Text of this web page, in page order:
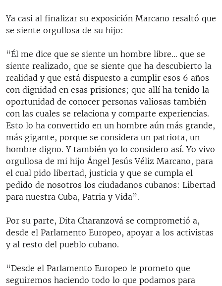
Ya casi al finalizar su exposición Marcano resaltó que
se siente orgullosa de su hijo:
“Él me dice que se siente un hombre libre… que se
siente realizado, que se siente que ha descubierto la
realidad y que está dispuesto a cumplir esos 6 años
con dignidad en esas prisiones; que allí ha tenido la
oportunidad de conocer personas valiosas también
con las cuales se relaciona y comparte experiencias.
Esto lo ha convertido en un hombre aún más grande,
más gigante, porque se considera un patriota, un
hombre digno. Y también yo lo considero así. Yo vivo
orgullosa de mi hijo Ángel Jesús Véliz Marcano, para
el cual pido libertad, justicia y que se cumpla el
pedido de nosotros los ciudadanos cubanos: Libertad
para nuestra Cuba, Patria y Vida”.
Por su parte, Dita Charanzová se comprometió a,
desde el Parlamento Europeo, apoyar a los activistas
y al resto del pueblo cubano.
“Desde el Parlamento Europeo le prometo que
seguiremos haciendo todo lo que podamos para